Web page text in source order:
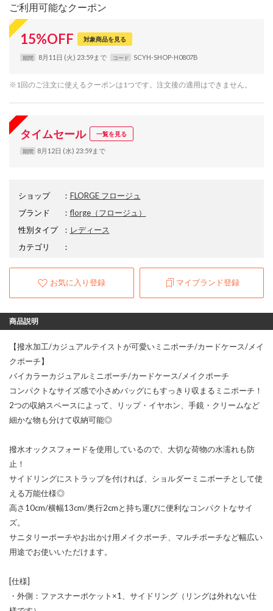
ご利用可能なクーポン
15%OFF 対象商品を見る
期間 8月11日 (火) 23:59まで コード SCYH-SHOP-H0807B
※1回のご注文に使えるクーポンは1つです。注文後の適用はできません。
タイムセール 一覧を見る
期間 8月12日 (水) 23:59まで
ショップ ： FLORGE フロージュ
ブランド
：florge（フロージュ）
性別タイプ
： レディース
カテゴリ
：
お気に入り登録 マイブランド登録
商品説明
【撥水加工/カジュアルテイストが可愛いミニポーチ/カードケース/メイ
クポーチ】
バイカラーカジュアルミニポーチ/カードケース/メイクポーチ
コンパクトなサイズ感で小さめバッグにもすっきり収まるミニポーチ！
2つの収納スペースによって、リップ・イヤホン、手鏡・クリームなど
細かな物も分けて収納可能◎
撥水オックスフォードを使用しているので、大切な荷物の水濡れも防
止！
サイドリングにストラップを付ければ、ショルダーミニポーチとして使
える万能仕様◎
高さ10cm/横幅13cm/奥行2cmと持ち運びに便利なコンパクトなサイ
ズ。
サニタリーポーチやお出かけ用メイクポーチ、マルチポーチなど幅広い
用途でお使いいただけます。
[仕様]
・外側：ファスナーポケット×1、サイドリング（リングは外れない仕